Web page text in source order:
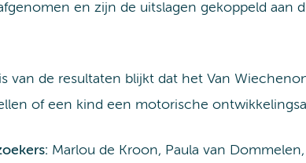
en zijn de uitslagen gekoppeld aan
van de resultaten blijkt dat het Van
of een kind een motorische
Marlou de Kroon, Paula van